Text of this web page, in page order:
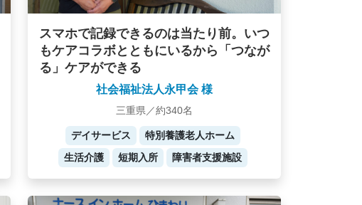
スマホで記録できるのは当たり前。いつ
もケアコラボとともにいるから「つなが
る」ケアができる
社会福祉法人永甲会 様
三重県／約340名
デイサービス
特別養護老人ホーム
生活介護
短期入所 障害者支援施設